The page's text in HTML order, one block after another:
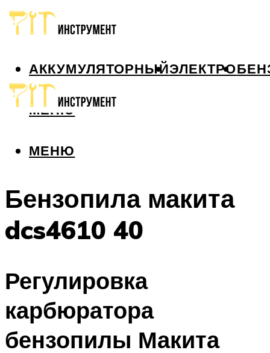
АККУМУЛЯТОРНЫЙЭЛЕКТРО
МЕНЮ
МЕНЮ
Бензопила макита
dcs4610 40
Регулировка
карбюратора
бензопилы Макита